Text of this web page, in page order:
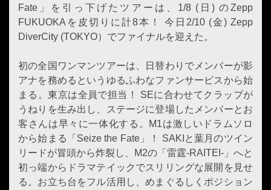
Fate」を引っ下げたツアーは、1/8 (日) のZepp
FUKUOKAを皮切りに計8本！ 今日2/10 (金) Zepp
DiverCity (TOKYO）でファイナルを迎えた。
初の全国ワンマンツアーは、日替わりでメンバーが影
アナを務めるというゆるふわなファンサービスから始
まる。東京は全員で担当！ SEに合わせてクラップが
うねりを生み出し、ステージに登場したメンバーとお
客さんは早々に一体化する。M1は激しいドラムソロ
から始まる「Seize the Fate」！ SAKIと葉月のツイン
リードが冒頭から炸裂し、M2の「雷霆-RAITEI-」へと
初っ端からドラマテイックでスリリングな展開を見せ
る。お立ち台をフル活用し、めまぐるしくポジション